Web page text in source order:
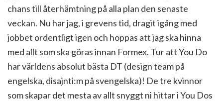
chans till återhämtning på alla plan den senaste
veckan. Nu har jag, i grevens tid, dragit igång med
jobbet ordentligt igen och hoppas att jag ska hinna
med allt som ska göras innan Formex. Tur att You Do
har världens absolut bästa DT (design team på
engelska, disajnti:m på svengelska)! De tre kvinnor
som skapar det mesta av allt snyggt ni hittar i You Dos